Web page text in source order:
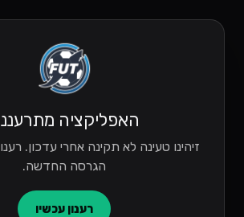
האפליקציה
זיהינו טעינה לא תקינה אחרי עדכון.
הגרסה החדשה.
רענון עכשיו